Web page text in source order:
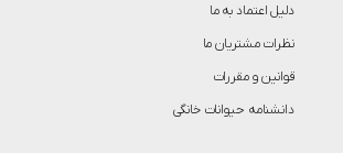
دلیل اعتماد به ما
نظرات مشتریان ما
قوانین و مقررات
دانشنامه حیوانات خانگی